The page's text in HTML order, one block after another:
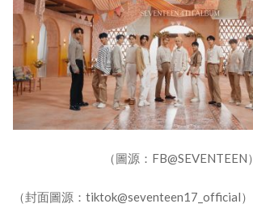
（圖源：FB@SEVENTEEN）
（封面圖源：tiktok@seventeen17_official）